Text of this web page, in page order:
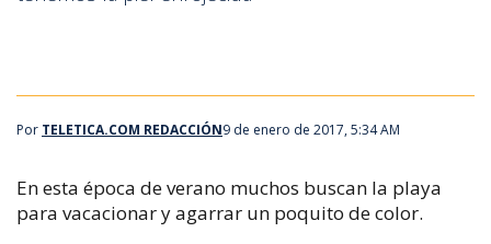
Por TELETICA.COM REDACCIÓN9 de enero de 2017, 5:34 AM
En esta época de verano muchos buscan la playa
para vacacionar y agarrar un poquito de color.